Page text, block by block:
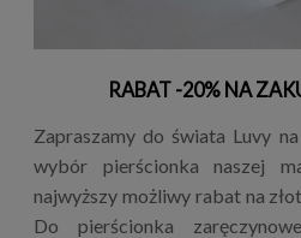
RABAT -20% NA
Zapraszamy do świata Luvy
wybór pierścionka naszej
najwyższy możliwy rabat na
Do pierścionka